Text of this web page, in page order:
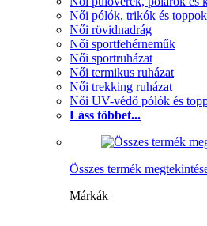
Női pólók, trikók és toppok
Női rövidnadrág
Női sportfehérneműk
Női sportruházat
Női termikus ruházat
Női trekking ruházat
Női UV-védő pólók és
Láss többet...
Összes termék
Márkák